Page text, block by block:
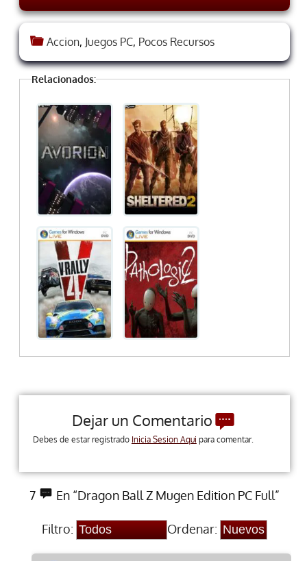
Accion, Juegos PC, Pocos Recursos
Relacionados:
Dejar un Comentario
Debes de estar registrado Inicia Sesion Aqui para comentar.
7 En “Dragon Ball Z Mugen Edition PC Full”
Filtro: Ordenar: